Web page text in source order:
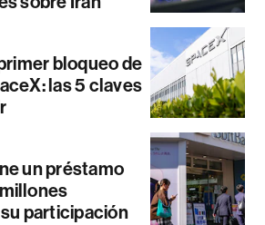
bloqueo de
las 5 claves
un préstamo
participación